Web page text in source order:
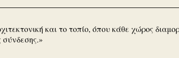
και το τοπίο, όπου κάθε χώρος
σύνδεσης.»